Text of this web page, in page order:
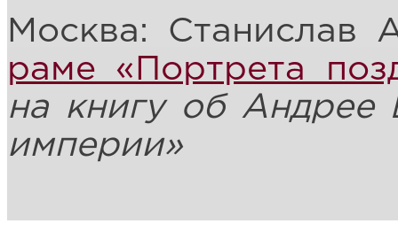
Москва: Станислав
раме «Портрета
на книгу об Андрее
империи»